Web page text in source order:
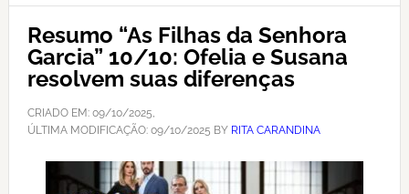
Resumo “As Filhas da Senhora
Garcia” 10/10: Ofelia e Susana
resolvem suas diferenças
CRIADO EM: 09/10/2025,
ÚLTIMA MODIFICAÇÃO: 09/10/2025 BY RITA CARANDINA